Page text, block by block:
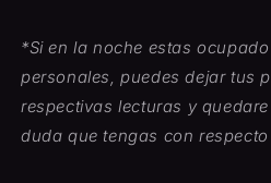
*Si en la noche estas
personales, puedes dejar tus
respectivas lecturas y
duda que tengas con